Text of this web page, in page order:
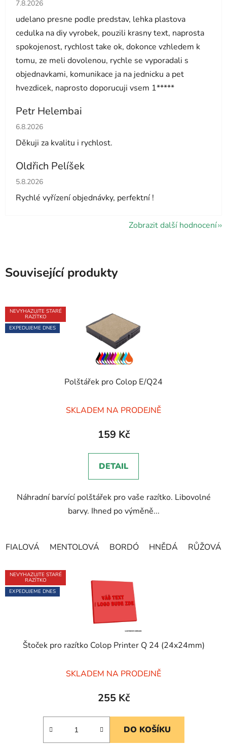
7.8.2026
udelano presne podle predstav, lehka plastova
cedulka na diy vyrobek, pouzili krasny text, naprosta
spokojenost, rychlost take ok, dokonce vzhledem k
tomu, ze meli dovolenou, rychle se vyporadali s
objednavkami, komunikace ja na jednicku a pet
hvezdicek, naprosto doporucuji vsem 1*****
Petr Helembai
Hodnocení obchodu je 5 z 5 hvězdiček.
6.8.2026
Děkuji za kvalitu i rychlost.
Oldřich Pelíšek
Hodnocení obchodu je 5 z 5 hvězdiček.
5.8.2026
Rychlé vyřízení objednávky, perfektní !
Zobrazit další hodnocení
Související produkty
NEVYHAZUJTE STARÉ
RAZÍTKO
EXPEDUJEME DNES
Polštářek pro Colop E/Q24
hodnocení
produktu
5,0
z
hvězdiček.
SKLADEM NA PRODEJNĚ
159 Kč
DETAIL
Náhradní barvící polštářek pro vaše razítko. Libovolné
barvy. Ihned po výměně...
FIALOVÁ MENTOLOVÁ BORDÓ HNĚDÁ RŮŽOVÁ
NEVYHAZUJTE STARÉ
RAZÍTKO
EXPEDUJEME DNES
Štoček pro razítko Colop Printer Q 24 (24x24mm)
hodnocení
produktu
5,0
SKLADEM NA PRODEJNĚ
255 Kč
DO KOŠÍKU